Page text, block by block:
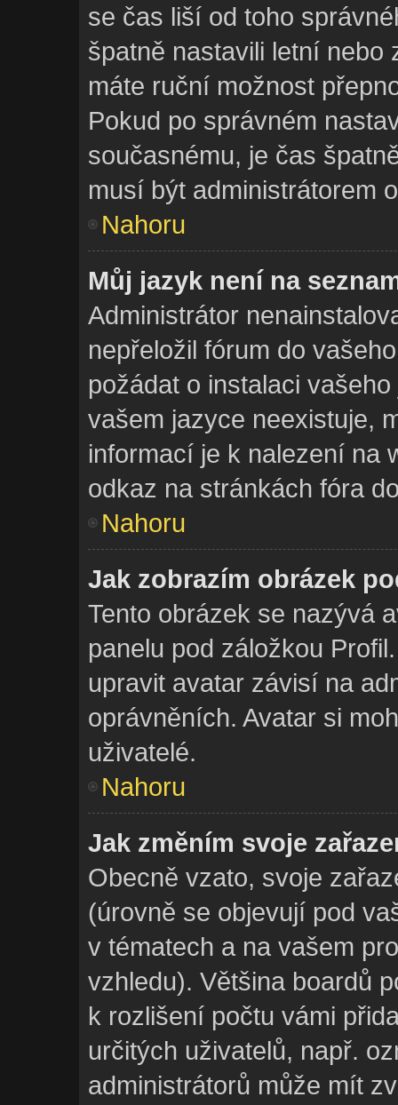
se čas liší od toho
špatně nastavili letní nebo
máte ruční možnost
Pokud po správném
současnému, je čas
musí být administrátorem
Nahoru
Můj jazyk není na
Administrátor
nepřeložil fórum do
požádat o instalaci
vašem jazyce neexistuje,
informací je k nalezení na
odkaz na stránkách fóra
Nahoru
Jak zobrazím obrázek
Tento obrázek se nazývá
panelu pod záložkou
upravit avatar závisí na
oprávněních. Avatar si
uživatelé.
Nahoru
Jak změním svoje
Obecně vzato, svoje
(úrovně se objevují pod
v tématech a na vašem
vzhledu). Většina boardů
k rozlišení počtu vámi
určitých uživatelů, např.
administrátorů může mít